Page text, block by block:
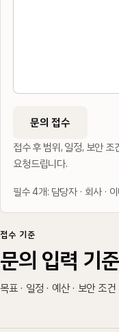
문의 접수
접수 후 범위, 일정, 보안
요청드립니다.
필수 4개: 담당자 · 회사 ·
접수 기준
문의 입력 기준
목표 · 일정 · 예산 · 보안 조건